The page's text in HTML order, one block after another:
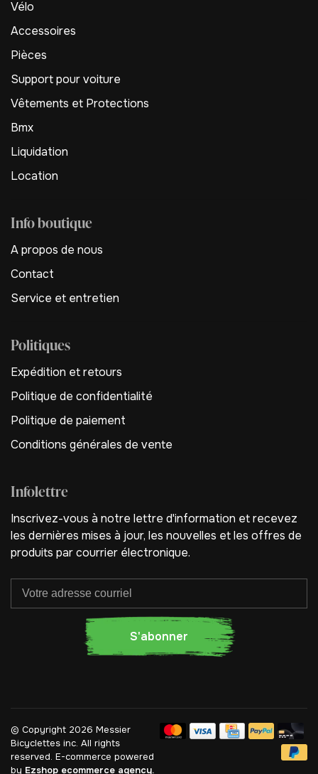
Vélo
Accessoires
Pièces
Support pour voiture
Vêtements et Protections
Bmx
Liquidation
Location
Info boutique
A propos de nous
Contact
Service et entretien
Politiques
Expédition et retours
Politique de confidentialité
Politique de paiement
Conditions générales de vente
Infolettre
Inscrivez-vous à notre lettre d'information et recevez
les dernières mises à jour, les nouvelles et les offres de
produits par courrier électronique.
S'abonner
© Copyright 2026 Messier
Bicyclettes inc. All rights
reserved. E-commerce powered
by Ezshop ecommerce agency.